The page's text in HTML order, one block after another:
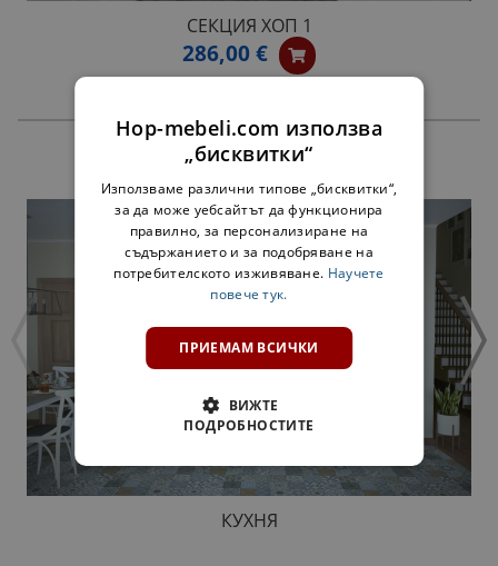
СЕКЦИЯ ХОП 1
286,00 €
ПРОДУКТИ
КУХНЯ
Hop-mebeli.com използва
„бисквитки“
Използваме различни типове „бисквитки“,
за да може уебсайтът да функционира
правилно, за персонализиране на
съдържанието и за подобряване на
потребителското изживяване. Научете
повече тук.
ПРИЕМАМ ВСИЧКИ
ВИЖТЕ
ПОДРОБНОСТИТЕ